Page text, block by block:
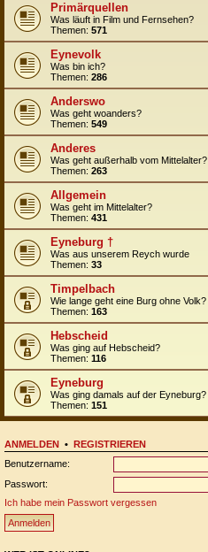
Primärquellen
Was läuft in Film und Fernsehen?
Themen: 571
Eynevolk
Was bin ich?
Themen: 286
Anderswo
Was geht woanders?
Themen: 549
Anderes
Was geht außerhalb vom Mittelalter?
Themen: 263
Allgemein
Was geht im Mittelalter?
Themen: 431
Eyneburg †
Was aus unserem Reych wurde
Themen: 33
Timpelbach
Wie lange geht eine Burg ohne Volk?
Themen: 163
Hebscheid
Was ging auf Hebscheid?
Themen: 116
Eyneburg
Was ging damals auf der Eyneburg?
Themen: 151
ANMELDEN • REGISTRIEREN
Benutzername:
Passwort:
Ich habe mein Passwort vergessen